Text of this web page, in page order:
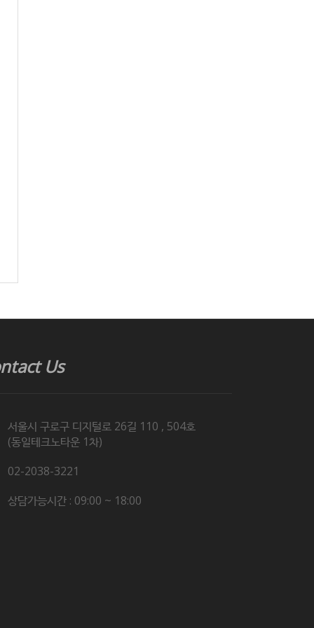
Us
서울시 구로구 디지털로 26길 110 , 504호
(동일테크노타운 1차)
02-2038-3221
상담가능시간 : 09:00 ~ 18:00